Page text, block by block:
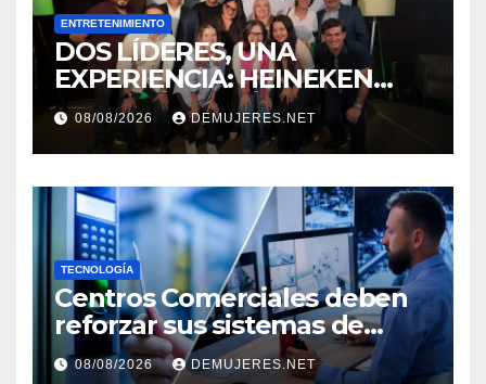
ENTRETENIMIENTO
DOS LÍDERES, UNA
EXPERIENCIA: HEINEKEN
PANAMÁ Y CINÉPOLIS
TRANSFORMAN LA FORMA
DE VIVIR EL CINE
08/08/2026 DEMUJERES.NET
TECNOLOGÍA
Centros Comerciales deben
reforzar sus sistemas de
seguridad ante el
08/08/2026 DEMUJERES.NET